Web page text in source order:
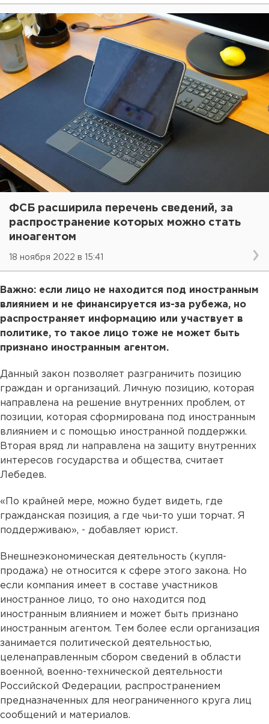
ФСБ расширила перечень сведений, за
распространение которых можно стать
иноагентом
18 ноября 2022 в 15:41
Важно: если лицо не находится под иностранным
влиянием и не финансируется из-за рубежа, но
распространяет информацию или участвует в
политике, то такое лицо тоже не может быть
признано иностранным агентом.
Данный закон позволяет разграничить позицию
граждан и организаций. Личную позицию, которая
направлена на решение внутренних проблем, от
позиции, которая сформирована под иностранным
влиянием и с помощью иностранной поддержки.
Вторая вряд ли направлена на защиту внутренних
интересов государства и общества, считает
Лебедев.
«По крайней мере, можно будет видеть, где
гражданская позиция, а где чьи-то уши торчат. Я
поддерживаю», - добавляет юрист.
Внешнеэкономическая деятельность (купля-
продажа) не относится к сфере этого закона. Но
если компания имеет в составе участников
иностранное лицо, то оно находится под
иностранным влиянием и может быть признано
иностранным агентом. Тем более если организация
занимается политической деятельностью,
целенаправленным сбором сведений в области
военной, военно-технической деятельности
Российской Федерации, распространением
предназначенных для неограниченного круга лиц
сообщений и материалов.